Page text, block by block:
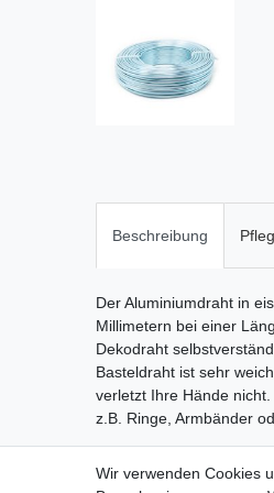
Beschreibung
Der Aluminiumdraht in
Millimetern bei einer
Dekodraht
Basteldraht ist sehr
verletzt Ihre Hände
z.B. Ringe, Armbänder
Wir verwenden Cookies